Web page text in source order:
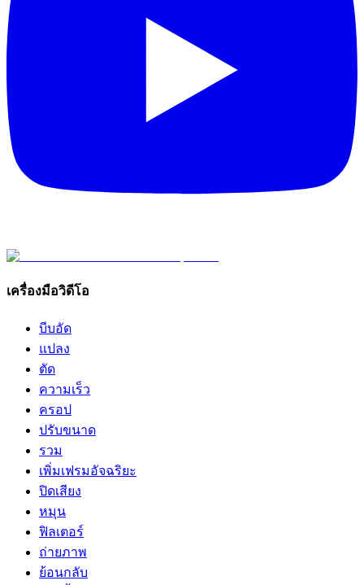
เครื่องมือวิดีโอ
บีบอัด
แปลง
ตัด
ความเร็ว
ครอป
ปรับขนาด
รวม
เพิ่มเฟรมอัจฉริยะ
ปิดเสียง
หมุน
ฟิลเตอร์
ถ่ายภาพ
ย้อนกลับ